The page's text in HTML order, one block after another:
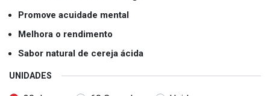
Promove acuidade mental
Melhora o rendimento
Sabor natural de cereja ácida
UNIDADES